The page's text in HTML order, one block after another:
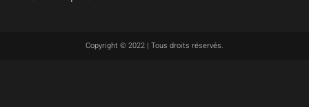
Copyright © 2022 | Tous droits réservés.